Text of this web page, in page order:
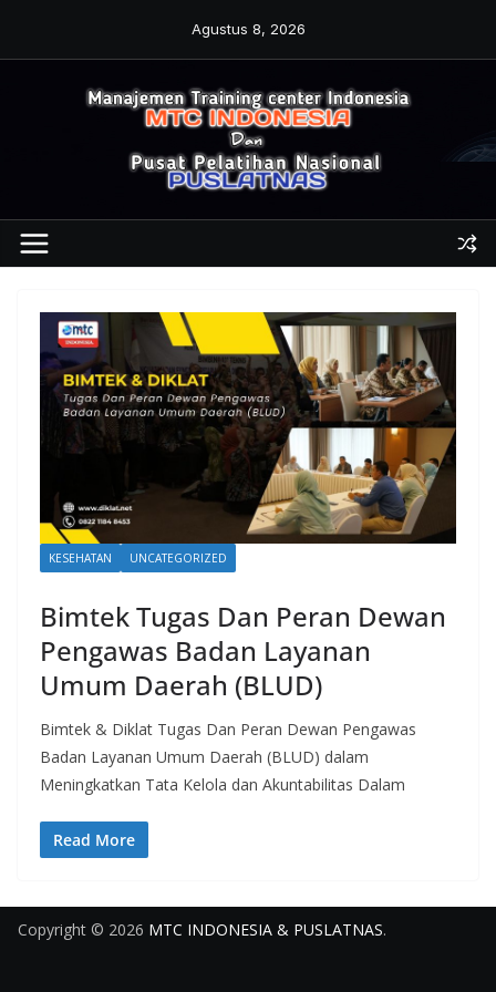
Agustus 8, 2026
KESEHATAN UNCATEGORIZED
Bimtek Tugas Dan Peran Dewan
Pengawas Badan Layanan
Umum Daerah (BLUD)
Bimtek & Diklat Tugas Dan Peran Dewan Pengawas
Badan Layanan Umum Daerah (BLUD) dalam
Meningkatkan Tata Kelola dan Akuntabilitas Dalam
Read More
Copyright © 2026 MTC INDONESIA & PUSLATNAS.